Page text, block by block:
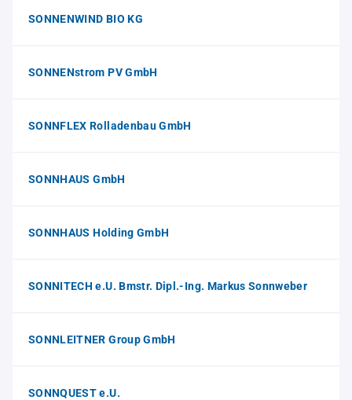
SONNENWIND BIO KG
SONNENstrom PV GmbH
SONNFLEX Rolladenbau GmbH
SONNHAUS GmbH
SONNHAUS Holding GmbH
SONNITECH e.U. Bmstr. Dipl.-Ing. Markus Sonnweber
SONNLEITNER Group GmbH
SONNQUEST e.U.